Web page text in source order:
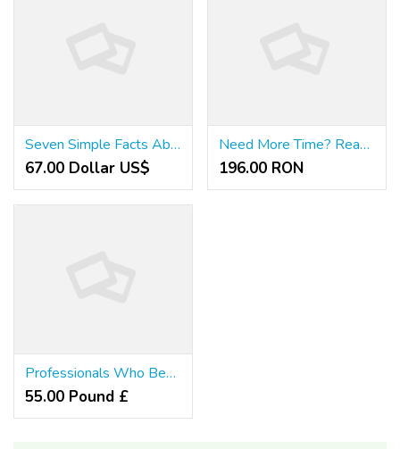
Seven Simple Facts About Thunderkick Slots & RTP Guide Explained
67.00 Dollar US$
Need More Time? Read These Tips To Eliminate Spadegaming Slot RTP List & FAQs
196.00 RON
Professionals Who Benefit From FileViewPro for GD2 Files
55.00 Pound £